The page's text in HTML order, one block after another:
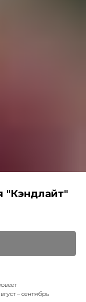
"Кэндлайт"
– сентябрь